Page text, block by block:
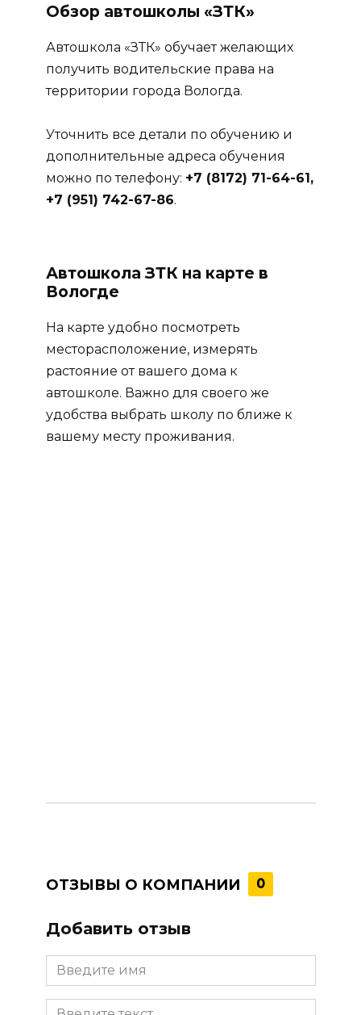
Обзор автошколы «ЗТК»
Автошкола «ЗТК» обучает желающих
получить водительские права на
территории города Вологда.
Уточнить все детали по обучению и
дополнительные адреса обучения
можно по телефону: +7 (8172) 71-64-61,
+7 (951) 742-67-86.
Автошкола ЗТК на карте в
Вологде
На карте удобно посмотреть
месторасположение, измерять
растояние от вашего дома к
автошколе. Важно для своего же
удобства выбрать школу по ближе к
вашему месту проживания.
ОТЗЫВЫ О КОМПАНИИ 0
Добавить отзыв